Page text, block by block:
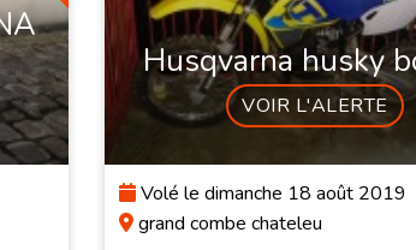
Husqvarna husky
VOIR L'ALERTE
Volé le dimanche 18 août 2019
grand combe chateleu